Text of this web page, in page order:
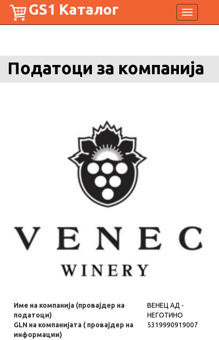
Toggle
navigation
GS1 Каталог
Податоци за компанија
Име на компанија (провајдер на
податоци)
ВЕНЕЦ АД -
НЕГОТИНО
GLN на компанијата ( провајдер на
информации)
5319990919007